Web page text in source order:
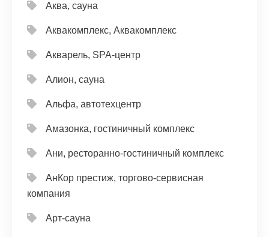
Аква, сауна
Аквакомплекс, Аквакомплекс
Акварель, SPA-центр
Алион, сауна
Альфа, автотехцентр
Амазонка, гостиничный комплекс
Ани, ресторанно-гостиничный комплекс
АнКор престиж, торгово-сервисная
компания
Арт-сауна